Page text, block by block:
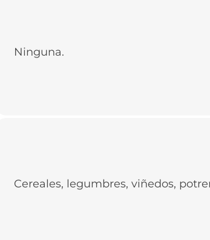
Ninguna.
Cereales, legumbres, viñedos,